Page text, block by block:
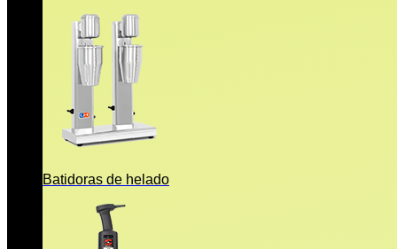
Batidoras de helado